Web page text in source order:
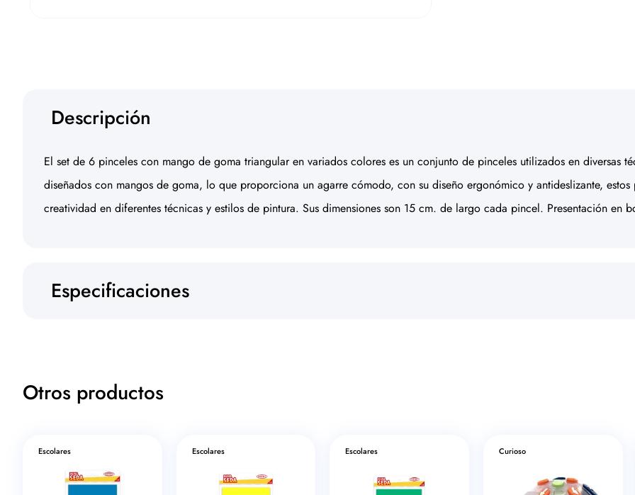
Descripción
El set de 6 pinceles con mango de goma triangular en variados colores es un conjunto de pinceles utilizados en diversas
diseñados con mangos de goma, lo que proporciona un agarre cómodo, con su diseño ergonómico y antideslizante,
creatividad en diferentes técnicas y estilos de pintura. Sus dimensiones son 15 cm. de largo cada pincel. Presentación en
Especificaciones
Otros productos
Escolares Escolares Escolares Curioso